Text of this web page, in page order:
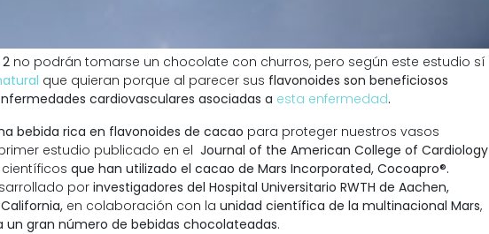
no podrán tomarse un chocolate con churros, pero según este estudio sí
que quieran porque al parecer sus flavonoides son beneficiosos
cardiovasculares asociadas a esta enfermedad.
bebida rica en flavonoides de cacao para proteger nuestros vasos
estudio publicado en el Journal of the American College of Cardiology
que han utilizado el cacao de Mars Incorporated, Cocoapro®.
por investigadores del Hospital Universitario RWTH de Aachen,
en colaboración con la unidad científica de la multinacional Mars,
un gran número de bebidas chocolateadas.